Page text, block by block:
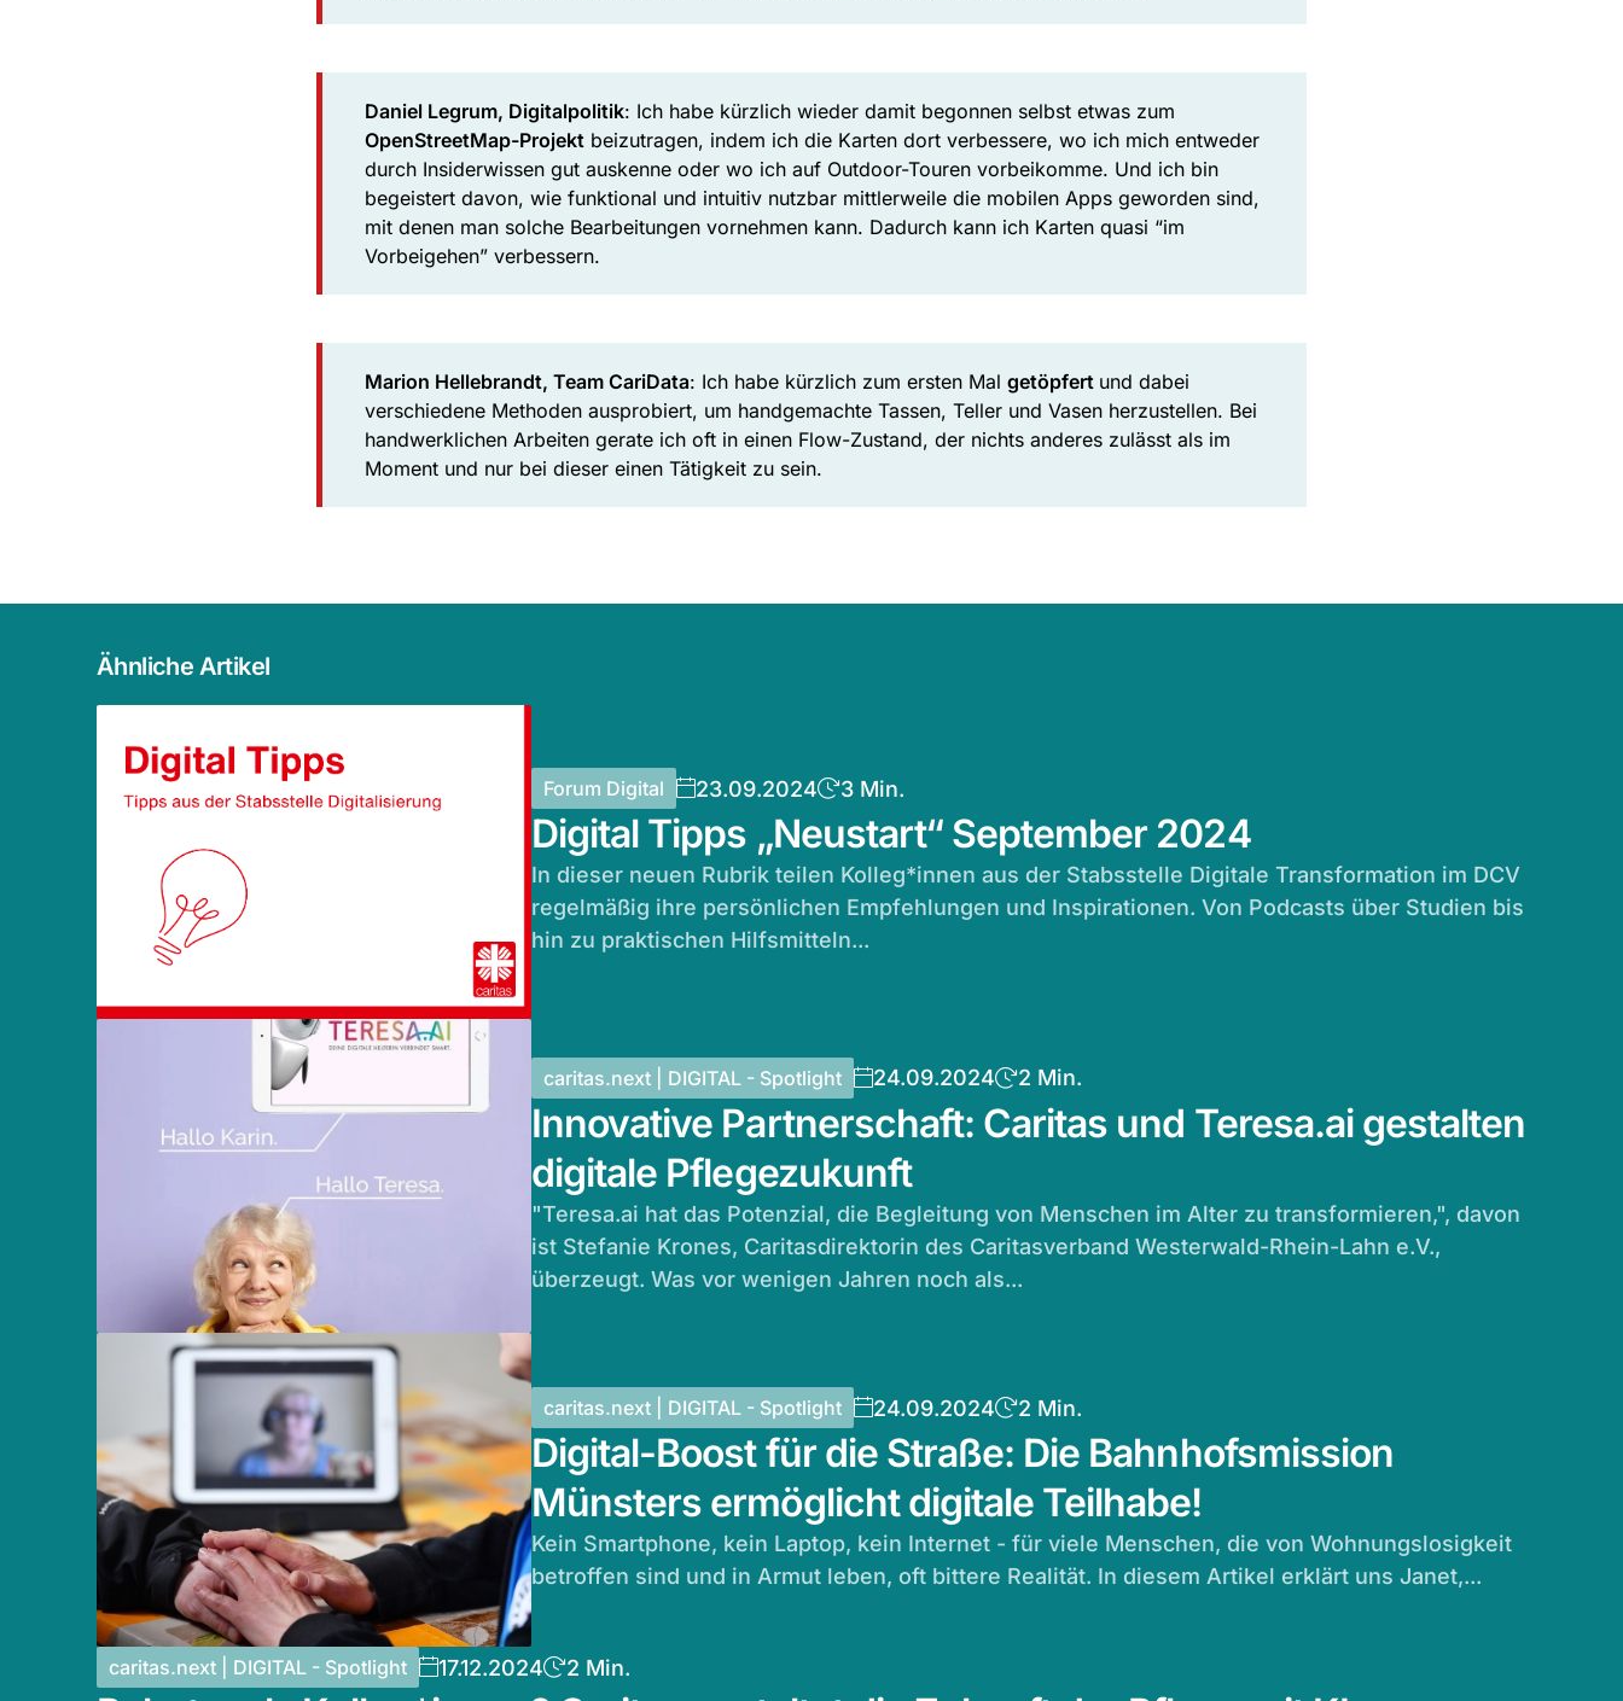
Daniel Legrum, Digitalpolitik: Ich habe kürzlich wieder damit begonnen selbst etwas zum
OpenStreetMap-Projekt beizutragen, indem ich die Karten dort verbessere, wo ich mich entweder
durch Insiderwissen gut auskenne oder wo ich auf Outdoor-Touren vorbeikomme. Und ich bin
begeistert davon, wie funktional und intuitiv nutzbar mittlerweile die mobilen Apps geworden sind,
mit denen man solche Bearbeitungen vornehmen kann. Dadurch kann ich Karten quasi “im
Vorbeigehen” verbessern.
Marion Hellebrandt, Team CariData: Ich habe kürzlich zum ersten Mal getöpfert und dabei
verschiedene Methoden ausprobiert, um handgemachte Tassen, Teller und Vasen herzustellen. Bei
handwerklichen Arbeiten gerate ich oft in einen Flow-Zustand, der nichts anderes zulässt als im
Moment und nur bei dieser einen Tätigkeit zu sein.
Ähnliche Artikel
Forum Digital 23.09.2024 3 Min.
Digital Tipps „Neustart“ September 2024
In dieser neuen Rubrik teilen Kolleg*innen aus der Stabsstelle Digitale Transformation im DCV
regelmäßig ihre persönlichen Empfehlungen und Inspirationen. Von Podcasts über Studien bis
hin zu praktischen Hilfsmitteln...
caritas.next | DIGITAL - Spotlight 24.09.2024 2 Min.
Innovative Partnerschaft: Caritas und Teresa.ai gestalten
digitale Pflegezukunft
"Teresa.ai hat das Potenzial, die Begleitung von Menschen im Alter zu transformieren,", davon
ist Stefanie Krones, Caritasdirektorin des Caritasverband Westerwald-Rhein-Lahn e.V.,
überzeugt. Was vor wenigen Jahren noch als...
caritas.next | DIGITAL - Spotlight 24.09.2024 2 Min.
Digital-Boost für die Straße: Die Bahnhofsmission
Münsters ermöglicht digitale Teilhabe!
Kein Smartphone, kein Laptop, kein Internet - für viele Menschen, die von Wohnungslosigkeit
betroffen sind und in Armut leben, oft bittere Realität. In diesem Artikel erklärt uns Janet,...
caritas.next | DIGITAL - Spotlight 17.12.2024 2 Min.